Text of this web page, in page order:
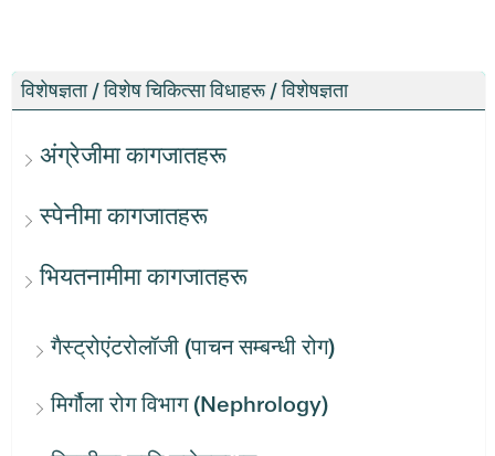
विशेषज्ञता / विशेष चिकित्सा विधाहरू / विशेषज्ञता
अंग्रेजीमा कागजातहरू
स्पेनीमा कागजातहरू
भियतनामीमा कागजातहरू
गैस्ट्रोएंटरोलॉजी (पाचन सम्बन्धी रोग)
मिर्गौला रोग विभाग (Nephrology)